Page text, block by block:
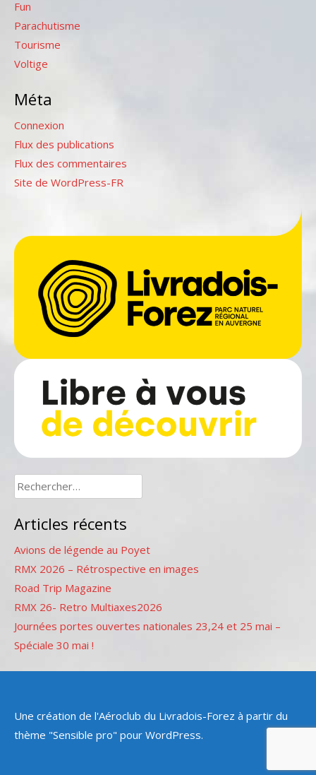
Fun
Parachutisme
Tourisme
Voltige
Méta
Connexion
Flux des publications
Flux des commentaires
Site de WordPress-FR
Rechercher :
Articles récents
Avions de légende au Poyet
RMX 2026 – Rétrospective en images
Road Trip Magazine
RMX 26- Retro Multiaxes2026
Journées portes ouvertes nationales 23,24 et 25 mai –
Spéciale 30 mai !
Une création de l'Aéroclub du Livradois-Forez à partir du
thème "Sensible pro" pour WordPress.